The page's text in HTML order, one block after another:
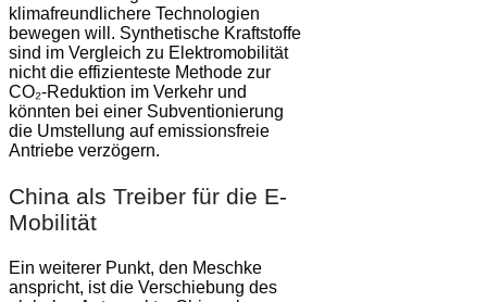
klimafreundlichere Technologien
bewegen will. Synthetische Kraftstoffe
sind im Vergleich zu Elektromobilität
nicht die effizienteste Methode zur
CO₂-Reduktion im Verkehr und
könnten bei einer Subventionierung
die Umstellung auf emissionsfreie
Antriebe verzögern.
China als Treiber für die E-
Mobilität
Ein weiterer Punkt, den Meschke
anspricht, ist die Verschiebung des